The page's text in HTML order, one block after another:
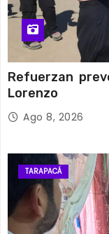
Refuerzan
Lorenzo
Ago 8, 2026
TARAPACÁ